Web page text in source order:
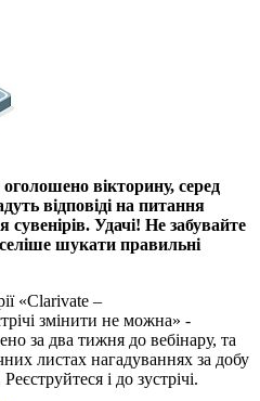
оголошено вікторину, серед
відповіді на питання
Удачі! Не забувайте
шукати правильні
«Clarivate –
змінити не можна» -
за два тижня до вебінару, та
листах нагадуваннях за добу
і до зустрічі.